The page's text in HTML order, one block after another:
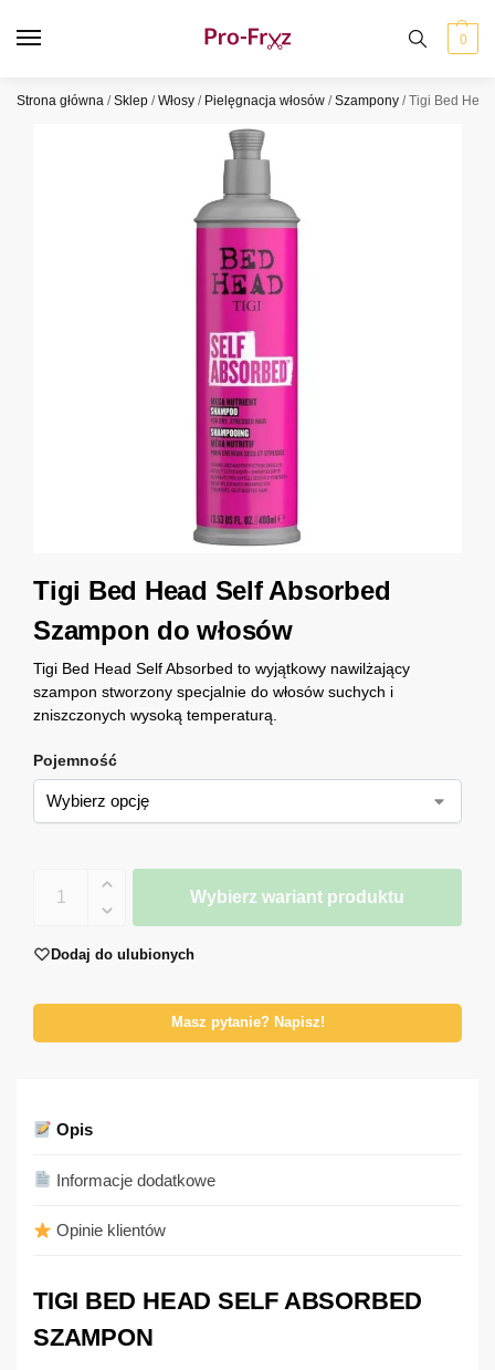
0
Strona główna /Sklep /Włosy / Pielęgnacja włosów /Szampony /Tigi Bed
Tigi Bed Head Self Absorbed
Szampon do włosów
Tigi Bed Head Self Absorbed to wyjątkowy nawilżający
szampon stworzony specjalnie do włosów suchych i
zniszczonych wysoką temperaturą.
Pojemność
Wybierz wariant produktu
Dodaj do ulubionych
Masz pytanie? Napisz!
Opis
Informacje dodatkowe
Opinie klientów
TIGI BED HEAD SELF ABSORBED
SZAMPON